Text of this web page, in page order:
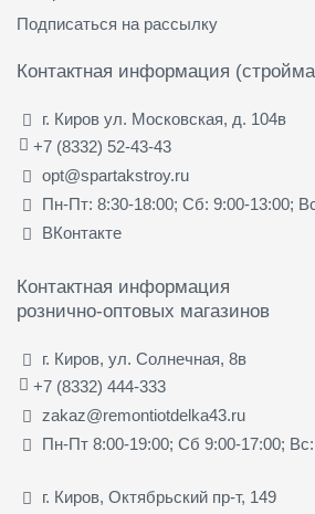
Подписаться на рассылку
Контактная информация
г. Киров ул. Московская, д. 104в
+7 (8332) 52-43-43
opt@spartakstroy.ru
Пн-Пт: 8:30-18:00; Сб: 9:00-13:00;
ВКонтакте
Контактная информация
рознично-оптовых магазинов
г. Киров, ул. Солнечная, 8в
+7 (8332) 444-333
zakaz@remontiotdelka43.ru
Пн-Пт 8:00-19:00; Сб 9:00-17:00;
г. Киров, Октябрьский пр-т, 149